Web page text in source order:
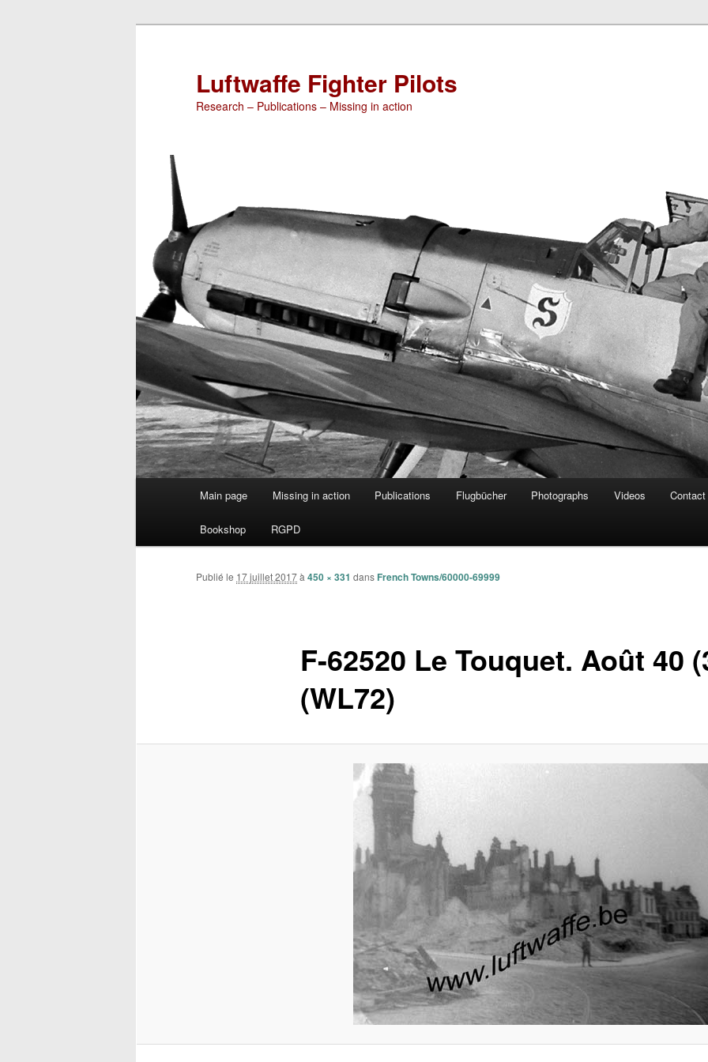
Luftwaffe Fighter Pilots
Research – Publications – Missing in action
Aller
au
contenu
Main page Missing in action Publications Flugbücher Photographs Videos
Bookshop RGPD
F-62520 Le Touquet. Août 40
(WL72)
Publié le 17 juillet 2017à450 × 331 dans French Towns/60000-69999